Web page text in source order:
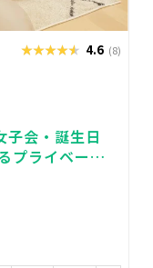
★★★★★
★★★★★ 4.6 (8)
子会・誕生日
プライベート